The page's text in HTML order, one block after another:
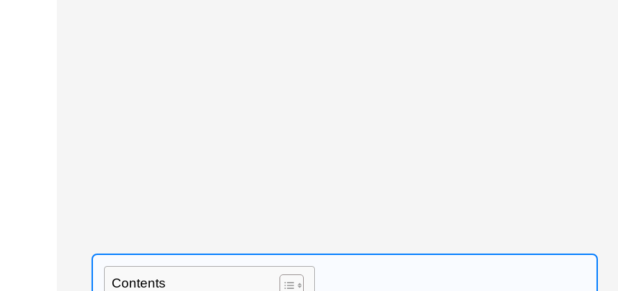
Contents